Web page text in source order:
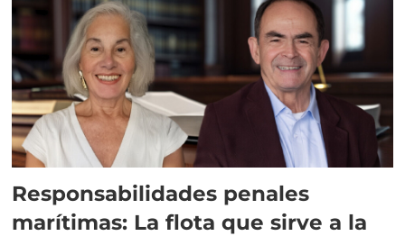
Responsabilidades penales
marítimas: La flota que sirve a la